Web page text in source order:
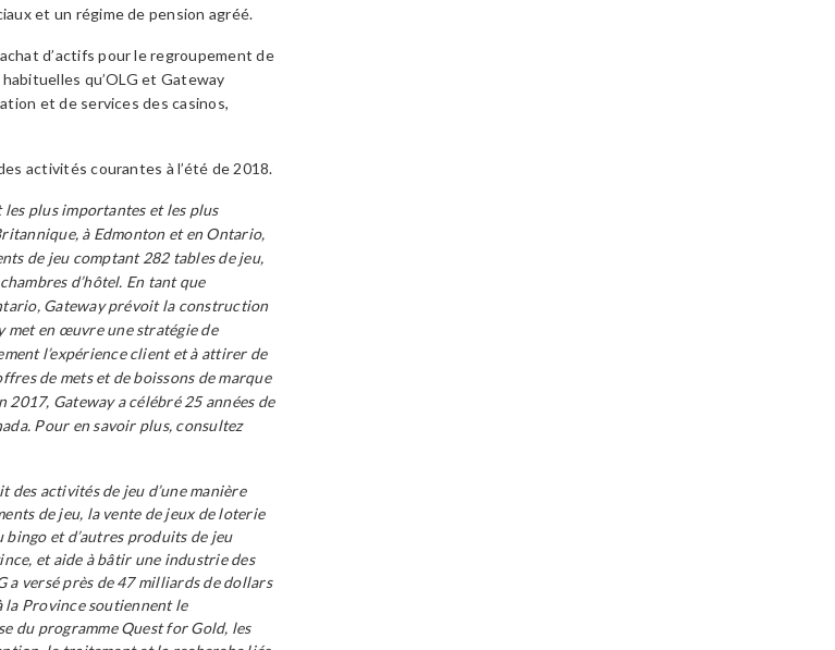
et un régime de pension agréé.
d’actifs pour le regroupement de
qu’OLG et Gateway
et de services des casinos,
activités courantes à l’été de 2018.
les plus importantes et les plus
à Edmonton et en Ontario,
de jeu comptant 282 tables de jeu,
d’hôtel. En tant que
Gateway prévoit la construction
met en œuvre une stratégie de
l’expérience client et à attirer de
de mets et de boissons de marque
Gateway a célébré 25 années de
Pour en savoir plus, consultez
des activités de jeu d’une manière
de jeu, la vente de jeux de loterie
et d’autres produits de jeu
et aide à bâtir une industrie des
a versé près de 47 milliards de dollars
la Province soutiennent le
du programme Quest for Gold, les